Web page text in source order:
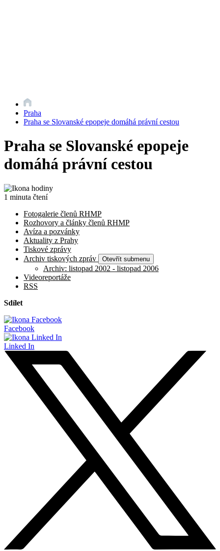
Praha
Praha se Slovanské epopeje domáhá právní cestou
Praha se Slovanské epopeje
domáhá právní cestou
1 minuta čtení
Fotogalerie členů RHMP
Rozhovory a články členů RHMP
Avíza a pozvánky
Aktuality z Prahy
Tiskové zprávy
Archiv tiskových zpráv
Otevřít submenu
Archiv: listopad 2002 - listopad 2006
Videoreportáže
RSS
Sdílet
Facebook
Linked In